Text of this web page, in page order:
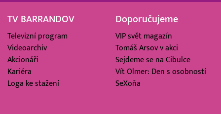
TV BARRANDOV
Televizní program
Videoarchiv
Akcionáři
Kariéra
Loga ke stažení
Doporučujeme
VIP svět magazín
Tomáš Arsov v akci
Sejdeme se na Cibulce
Vít Olmer: Den s osobností
SeXoňa